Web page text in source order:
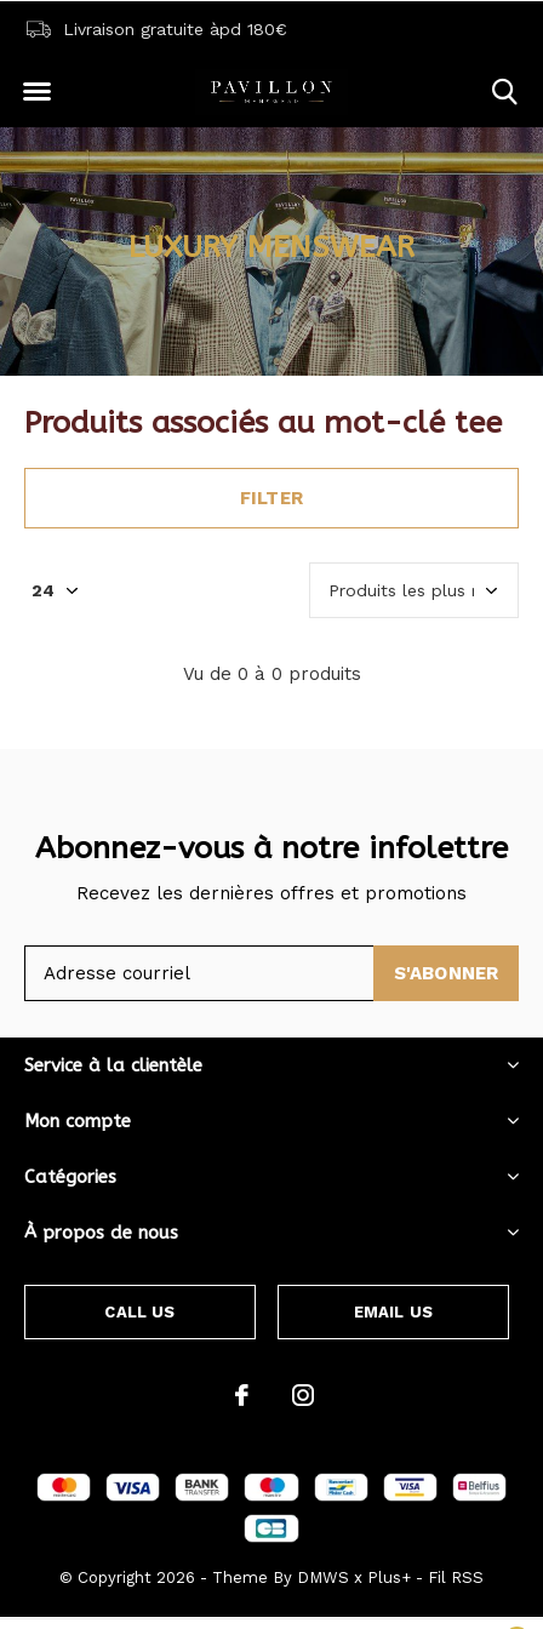
Livraison gratuite àpd 180€
LUXURY MENSWEAR
Produits associés au mot-clé tee
FILTER
Vu de 0 à 0 produits
Abonnez-vous à notre infolettre
Recevez les dernières offres et promotions
S'ABONNER
Service à la clientèle
Mon compte
Catégories
À propos de nous
CALL US EMAIL US
© Copyright 2026 - Theme By DMWS x Plus+ - Fil RSS